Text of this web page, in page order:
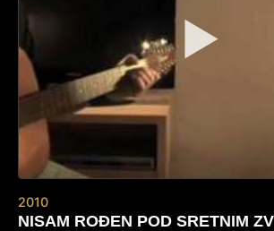
▶
2010
NISAM ROĐEN POD SRETNIM